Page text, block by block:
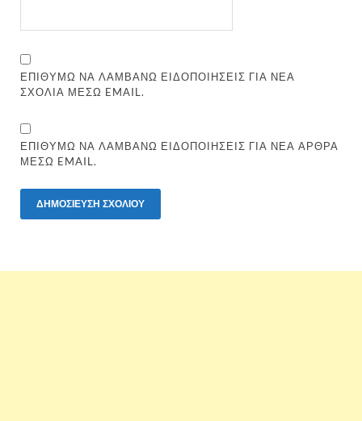
ΕΠΙΘΥΜΏ ΝΑ ΛΑΜΒΆΝΩ ΕΙΔΟΠΟΙΉΣΕΙΣ ΓΙΑ ΝΈΑ
ΣΧΌΛΙΑ ΜΈΣΩ EMAIL.
ΕΠΙΘΥΜΏ ΝΑ ΛΑΜΒΆΝΩ ΕΙΔΟΠΟΙΉΣΕΙΣ ΓΙΑ ΝΈΑ ΆΡΘΡΑ
ΜΈΣΩ EMAIL.